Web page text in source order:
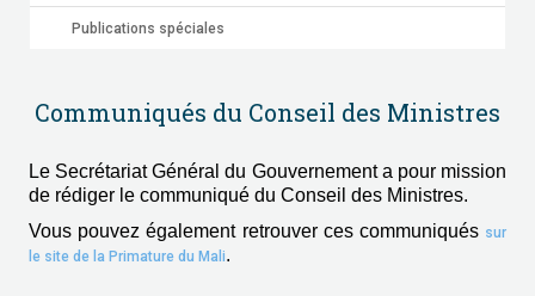
Publications spéciales
Communiqués du Conseil des Ministres
Le Secrétariat Général du Gouvernement a pour mission
de rédiger le communiqué du Conseil des Ministres.
Vous pouvez également retrouver ces communiqués sur
le site de la Primature du Mali.